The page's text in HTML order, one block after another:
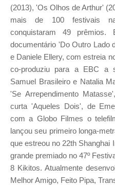
(2013), 'Os Olhos de Arthur'
mais de 100 festivais
conquistaram 49
documentário 'Do Outro Lado
e Daniele Ellery, com estreia
co-produziu para a EBC a
Samuel Brasileiro e Natalia
'Se Arrependimento
curta 'Aqueles Dois', de
com a Globo Filmes o
lançou seu primeiro longa-
que estreou no 22th Shanghai
grande premiado no 47º
8 Kikitos. Atualmente
Melhor Amigo, Feito Pipa,